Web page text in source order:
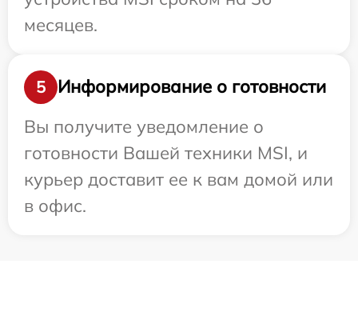
месяцев.
5
Информирование о готовности
Вы получите уведомление о
готовности Вашей техники MSI, и
курьер доставит ее к вам домой или
в офис.